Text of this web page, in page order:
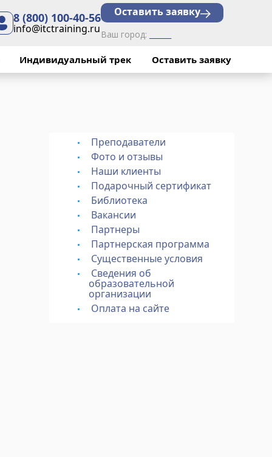
8 (800) 100-40-56
info@itctraining.ru
Оставить заявку
Ваш город:
Индивидуальный трек Оставить заявку
Преподаватели
Фото и отзывы
Наши клиенты
Подарочный сертификат
Библиотека
Вакансии
Партнеры
Партнерская программа
Существенные условия
Сведения об
образовательной
организации
Оплата на сайте